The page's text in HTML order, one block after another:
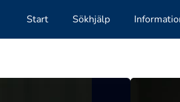
Start Sökhjälp